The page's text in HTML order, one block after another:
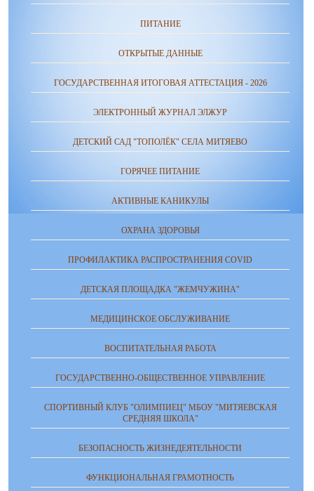
ПИТАНИЕ
ОТКРЫТЫЕ ДАННЫЕ
ГОСУДАРСТВЕННАЯ ИТОГОВАЯ АТТЕСТАЦИЯ - 2026
ЭЛЕКТРОННЫЙ ЖУРНАЛ ЭЛЖУР
ДЕТСКИЙ САД "ТОПОЛЁК" СЕЛА МИТЯЕВО
ГОРЯЧЕЕ ПИТАНИЕ
АКТИВНЫЕ КАНИКУЛЫ
ОХРАНА ЗДОРОВЬЯ
ПРОФИЛАКТИКА РАСПРОСТРАНЕНИЯ COVID
ДЕТСКАЯ ПЛОЩАДКА "ЖЕМЧУЖИНА"
МЕДИЦИНСКОЕ ОБСЛУЖИВАНИЕ
ВОСПИТАТЕЛЬНАЯ РАБОТА
ГОСУДАРСТВЕННО-ОБЩЕСТВЕННОЕ УПРАВЛЕНИЕ
СПОРТИВНЫЙ КЛУБ "ОЛИМПИЕЦ" МБОУ "МИТЯЕВСКАЯ
СРЕДНЯЯ ШКОЛА"
БЕЗОПАСНОСТЬ ЖИЗНЕДЕЯТЕЛЬНОСТИ
ФУНКЦИОНАЛЬНАЯ ГРАМОТНОСТЬ